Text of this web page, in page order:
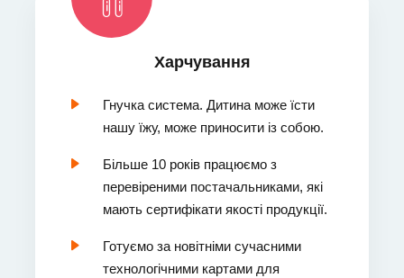
Харчування
Гнучка система. Дитина може їсти
нашу їжу, може приносити із собою.
Більше 10 років працюємо з
перевіреними постачальниками, які
мають сертифікати якості продукції.
Готуємо за новітніми сучасними
технологічними картами для